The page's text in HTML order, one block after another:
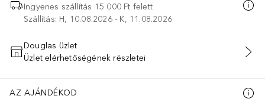
Ingyenes szállítás 15 000 Ft felett
Szállítás: H, 10.08.2026 - K, 11.08.2026
KOSÁRBA HELYEZÉS
Douglas üzlet
Üzlet elérhetőségének részletei
AZ AJÁNDÉKOD